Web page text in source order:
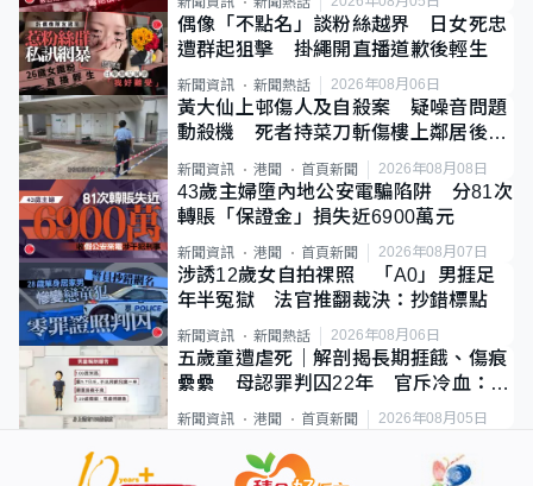
偶像「不點名」談粉絲越界 日女死忠
遭群起狙擊 掛繩開直播道歉後輕生
新聞資訊 新聞熱話 2026年08月06日
黃大仙上邨傷人及自殺案 疑噪音問題
動殺機 死者持菜刀斬傷樓上鄰居後墮
新聞資訊 港聞 首頁新聞 2026年08月08日
43歲主婦墮內地公安電騙陷阱 分81次
轉賬「保證金」損失近6900萬元
新聞資訊 港聞 首頁新聞 2026年08月07日
涉誘12歲女自拍祼照 「A0」男捱足
年半冤獄 法官推翻裁決：抄錯標點
新聞資訊 新聞熱話 2026年08月06日
五歲童遭虐死｜解剖揭長期捱餓、傷痕
纍纍 母認罪判囚22年 官斥冷血：同
類案最惡劣
新聞資訊 港聞 首頁新聞 2026年08月05日